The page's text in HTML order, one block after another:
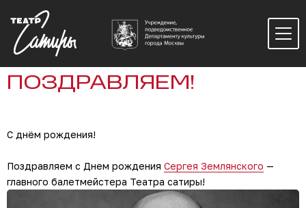
ПОЗДРАВЛЯЕМ!
С днём рождения!
Поздравляем с Днем рождения Сергея Землянского —
главного балетмейстера Театра сатиры!